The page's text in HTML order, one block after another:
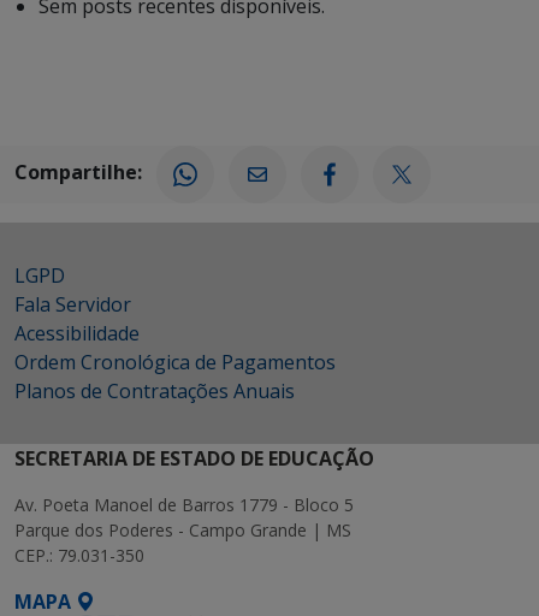
Sem posts recentes disponíveis.
Compartilhe:
LGPD
Fala Servidor
Acessibilidade
Ordem Cronológica de Pagamentos
Planos de Contratações Anuais
SECRETARIA DE ESTADO DE EDUCAÇÃO
Av. Poeta Manoel de Barros 1779 - Bloco 5
Parque dos Poderes - Campo Grande | MS
CEP.: 79.031-350
MAPA